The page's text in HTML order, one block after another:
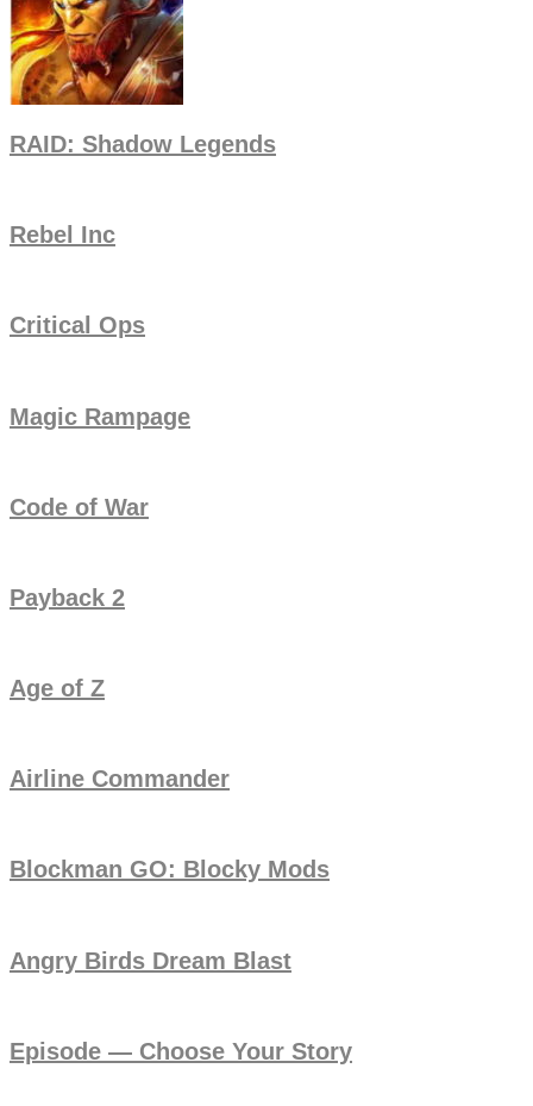
RAID: Shadow Legends
Rebel Inc
Critical Ops
Magic Rampage
Code of War
Payback 2
Age of Z
Airline Commander
Blockman GO: Blocky Mods
Angry Birds Dream Blast
Episode — Choose Your Story